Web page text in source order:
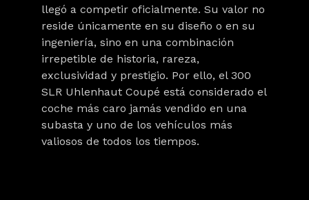
llegó a competir oficialmente. Su valor no
reside únicamente en su diseño o en su
ingeniería, sino en una combinación
irrepetible de historia, rareza,
exclusividad y prestigio. Por ello, el 300
SLR Uhlenhaut Coupé está considerado el
coche más caro jamás vendido en una
subasta y uno de los vehículos más
valiosos de todos los tiempos.